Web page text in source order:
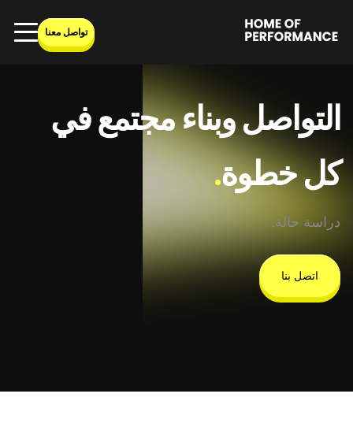
content
تواصل معنا
التواصل وبناء مجتمع في
كل خطوة.
دراسة حالة.
اتصل بنا